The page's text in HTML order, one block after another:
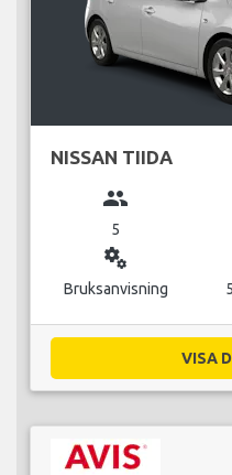
NISSAN TIIDA
group
5
miscellaneous_services
Bruksanvisning
VISA